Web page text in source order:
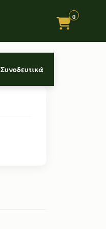
0
Συνοδευτικά